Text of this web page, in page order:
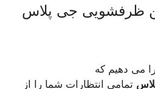
ظرفشویی جی پلاس
می دهیم که
تمامی انتظارات شما را از